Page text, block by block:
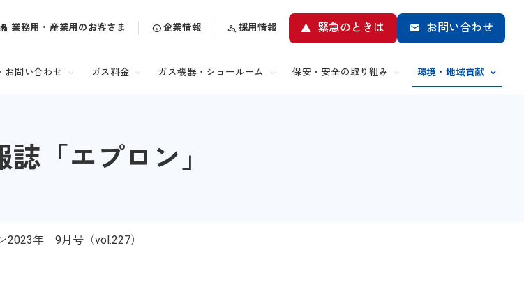
業務用・産業用のお客さま 企業情報 採用情報 緊急のときは お問い合わせ
お問い合わせ ガス料金 ガス機器・ショールーム 保安・安全の取り組み 環境・地域貢献
「エプロン」
2023年 9月号（vol.227）